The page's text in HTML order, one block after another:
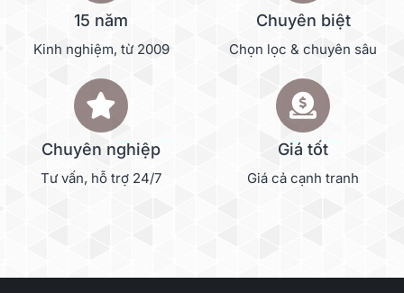
15 năm
Kinh nghiệm, từ 2009
Chuyên biệt
Chọn lọc & chuyên sâu
Chuyên nghiệp
Tư vấn, hỗ trợ 24/7
Giá tốt
Giá cả cạnh tranh